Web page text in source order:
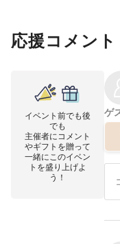
応援コメント
イベント前でも後
でも
主催者にコメント
やギフトを贈って
一緒にこのイベン
トを盛り上げよ
う！
ゲ